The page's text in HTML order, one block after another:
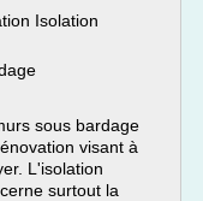
Isolation
sous bardage
visant à
L'isolation
surtout la